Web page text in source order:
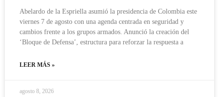
Abelardo de la Espriella asumió la presidencia de Colombia este
viernes 7 de agosto con una agenda centrada en seguridad y
cambios frente a los grupos armados. Anunció la creación del
‘Bloque de Defensa’, estructura para reforzar la respuesta a
LEER MÁS »
agosto 8, 2026